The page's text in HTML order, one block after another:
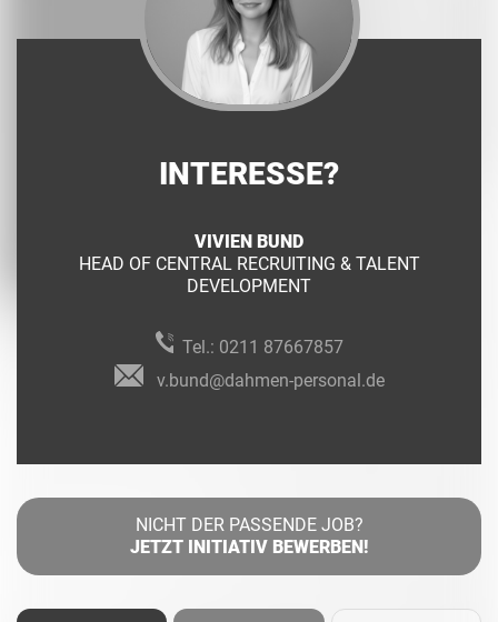
INTERESSE?
VIVIEN BUND
HEAD OF CENTRAL RECRUITING & TALENT
DEVELOPMENT
Tel.: 0211 87667857
v.bund@dahmen-personal.de
NICHT DER PASSENDE JOB?
JETZT INITIATIV BEWERBEN!